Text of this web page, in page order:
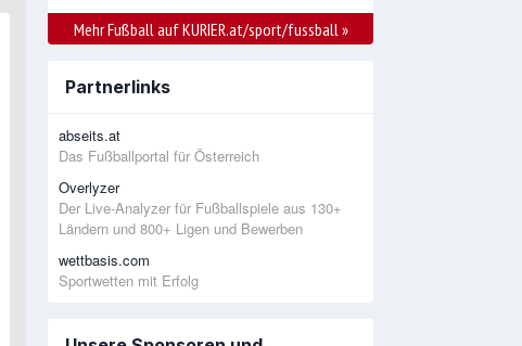
Mehr Fußball auf KURIER.at/sport/fussball »
Partnerlinks
abseits.at
Das Fußballportal für Österreich
Overlyzer
Der Live-Analyzer für Fußballspiele aus 130+
Ländern und 800+ Ligen und Bewerben
wettbasis.com
Sportwetten mit Erfolg